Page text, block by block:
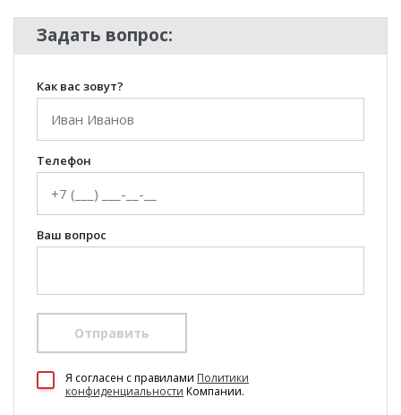
Задать вопрос:
Как вас зовут?
Телефон
Ваш вопрос
Отправить
Я согласен c правилами Политики
конфиденциальности Компании.